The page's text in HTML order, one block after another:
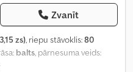
Zvanīt
zs), riepu stāvoklis:80
balts, pārnesuma veids: